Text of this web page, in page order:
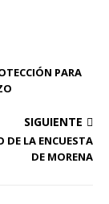
PARA
SIGUIENTE
DE LA ENCUESTA
DE MORENA